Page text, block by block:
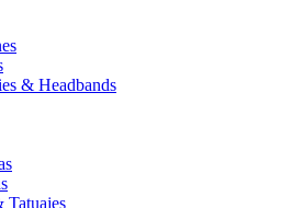
& Headbands
Tatuajes